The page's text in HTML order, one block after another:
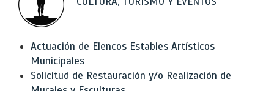
Actuación de Elencos Estables Artísticos
Municipales
Solicitud de Restauración y/o Realización de